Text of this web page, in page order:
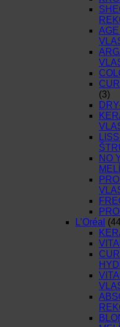
(3)
NO
L’Oréal